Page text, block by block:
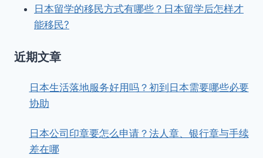
日本留学的移民方式有哪些？日本留学后怎样才
能移民?
近期文章
日本生活落地服务好用吗？初到日本需要哪些必要
协助
日本公司印章要怎么申请？法人章、银行章与手续
差在哪